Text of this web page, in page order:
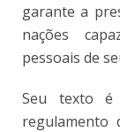
garante a
nações
pessoais de
Seu texto é
regulamento